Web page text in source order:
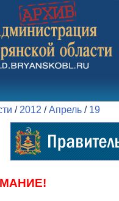
/ 2012 /Апрель / 19